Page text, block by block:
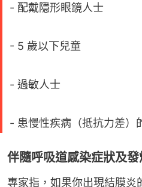
- 配戴隱形眼鏡人士
- 5 歲以下兒童
- 過敏人士
- 患慢性疾病（抵抗力差）
伴隨呼吸道感染症狀及
專家指，如果你出現結膜炎